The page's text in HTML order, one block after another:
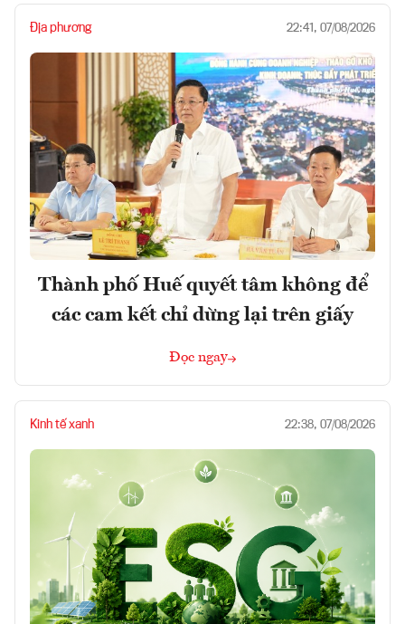
Địa phương 22:41, 07/08/2026
Thành phố Huế quyết tâm không để
các cam kết chỉ dừng lại trên giấy
Đọc ngay
Kinh tế xanh 22:38, 07/08/2026